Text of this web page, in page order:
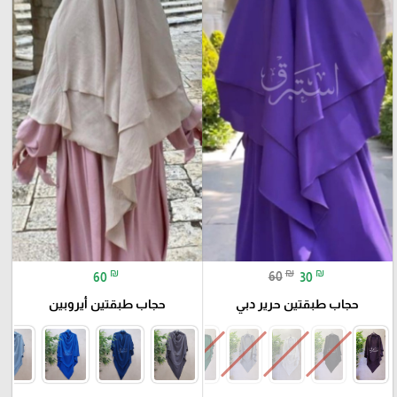
60 ₪ 30 ₪
حجاب طبقتين حرير دبي
60 ₪
حجاب طبقتين أيروبين